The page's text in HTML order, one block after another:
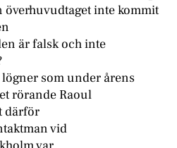
överhuvudtaget inte kommit
är falsk och inte
som under årens
rörande Raoul
därför
vid